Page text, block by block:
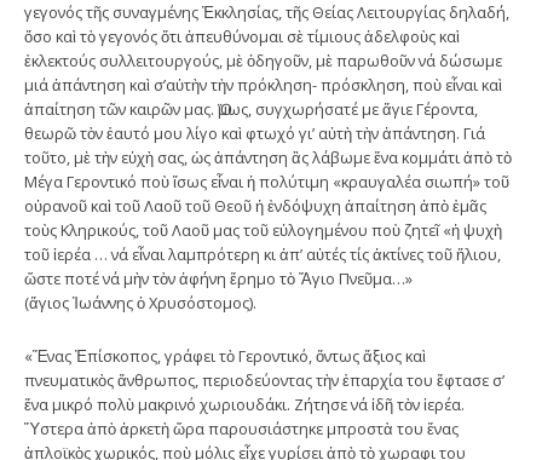
γεγονός τῆς συναγμένης Ἐκκλησίας, τῆς Θείας Λειτουργίας δηλαδή,
ὅσο καὶ τὸ γεγονός ὅτι ἀπευθύνομαι σὲ τίμιους ἀδελφοὺς καὶ
ἐκλεκτούς συλλειτουργούς, μὲ ὁδηγοῦν, μὲ παρωθοῦν νά δώσωμε
μιά ἀπάντηση καὶ σ’αὐτὴν τὴν πρόκληση- πρόσκληση, ποὺ εἶναι καὶ
ἀπαίτηση τῶν καιρῶν μας. Ὅμως, συγχωρήσατέ με ἅγιε Γέροντα,
θεωρῶ τὸν ἑαυτό μου λίγο καὶ φτωχό γι’ αὐτὴ τὴν ἀπάντηση. Γιά
τοῦτο, μὲ τὴν εὐχὴ σας, ὡς ἀπάντηση ἂς λάβωμε ἕνα κομμάτι ἀπὸ τὸ
Μέγα Γεροντικό ποὺ ἴσως εἶναι ἡ πολύτιμη «κραυγαλέα σιωπή» τοῦ
οὐρανοῦ καὶ τοῦ Λαοῦ τοῦ Θεοῦ ἡ ἐνδόψυχη ἀπαίτηση ἀπὸ ἐμᾶς
τοὺς Κληρικούς, τοῦ Λαοῦ μας τοῦ εὐλογημένου ποὺ ζητεῖ «ἡ ψυχὴ
τοῦ ἱερέα … νά εἶναι λαμπρότερη κι ἀπ’ αὐτές τίς ἀκτίνες τοῦ ἥλιου,
ὥστε ποτέ νά μὴν τὸν ἀφήνη ἔρημο τὸ Ἅγιο Πνεῦμα…»
(ἅγιος Ἰωάννης ὁ Χρυσόστομος).
«Ἕνας Ἐπίσκοπος, γράφει τὸ Γεροντικό, ὄντως ἄξιος καὶ
πνευματικὸς ἄνθρωπος, περιοδεύοντας τὴν ἐπαρχία του ἔφτασε σ’
ἕνα μικρό πολὺ μακρινό χωριουδάκι. Ζήτησε νά ἰδῆ τὸν ἱερέα.
Ὕστερα ἀπὸ ἀρκετὴ ὥρα παρουσιάστηκε μπροστὰ του ἕνας
ἁπλοϊκὸς χωρικός, ποὺ μόλις εἶχε γυρίσει ἀπὸ τὸ χωραφι του